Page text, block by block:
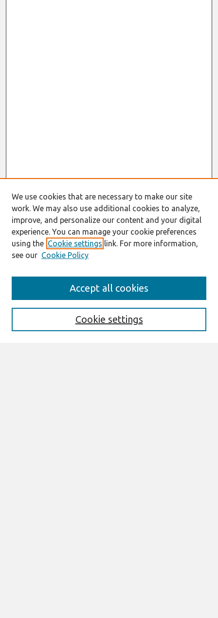
Enter search terms:
We use cookies that are necessary to make our site
work. We may also use additional cookies to analyze,
improve, and personalize our content and your digital
experience. You can manage your cookie preferences
using the Cookie settings link. For more information,
see our Cookie Policy
Cookie settings
Accept all cookies